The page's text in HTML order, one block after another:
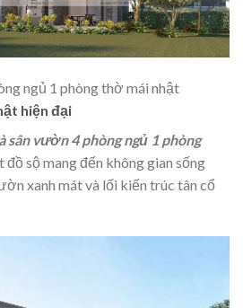
ngủ 1 phòng thờ mái nhật
hiện đại
sân vườn 4 phòng ngủ 1 phòng
đồ sộ mang đến không gian sống
xanh mát và lối kiến trúc tân cổ